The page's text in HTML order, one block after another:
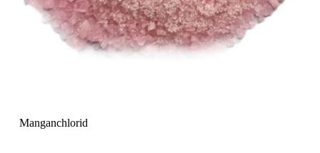
Manganchlorid